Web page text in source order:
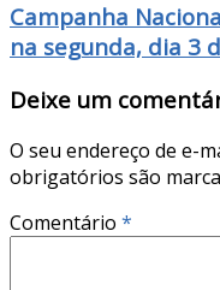
Campanha
na segunda, dia 3
Deixe um
O seu endereço de e-
obrigatórios são
Comentário *